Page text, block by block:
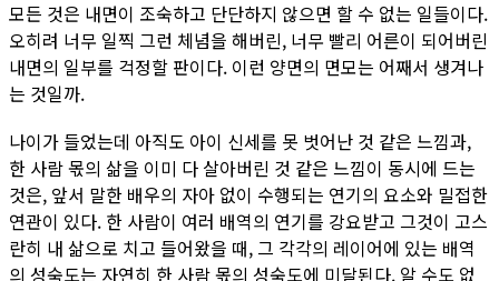
모든 것은 내면이 조숙하고 단단하지 않으면 할 수 없는 일들이다.
오히려 너무 일찍 그런 체념을 해버린, 너무 빨리 어른이 되어버린
내면의 일부를 걱정할 판이다. 이런 양면의 면모는 어째서 생겨나
는 것일까.
나이가 들었는데 아직도 아이 신세를 못 벗어난 것 같은 느낌과,
한 사람 몫의 삶을 이미 다 살아버린 것 같은 느낌이 동시에 드는
것은, 앞서 말한 배우의 자아 없이 수행되는 연기의 요소와 밀접한
연관이 있다. 한 사람이 여러 배역의 연기를 강요받고 그것이 고스
란히 내 삶으로 치고 들어왔을 때, 그 각각의 레이어에 있는 배역
의 성숙도는 자연히 한 사람 몫의 성숙도에 미달된다. 알 수도 없